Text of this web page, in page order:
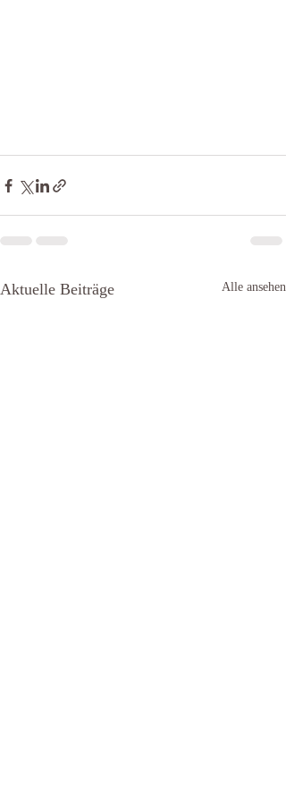
Aktuelle Beiträge Alle ansehen